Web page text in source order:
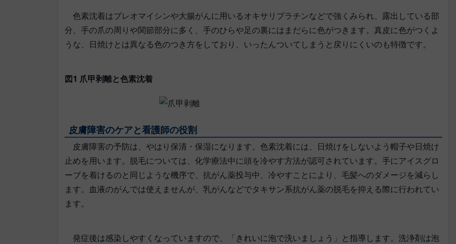
色素沈着はブレオマイシンや大腸がんに用いるオキサリプラチンなどで強くみられ、露出している部
分、手の爪の周りや関節部分に多く、手のひらや足の裏にはまだらに色がつきます。真皮に色がつくよ
うな、日焼けとは異なる色のつき方をしており、いったんついてしまうと戻りにくいのも特徴です。
図1 爪甲剥離と色素沈着
皮膚障害のケアと看護師の役割
皮膚障害の予防は、やはり保清・保湿になります。色素沈着には、日焼けをしないよう帽子や日焼け
止めを用います。脱毛については、化学療法中に頭を冷やす方法が認可されています。手にアイスグロ
ーブを着けるのと同じような機序で、抗がん薬投与中、冷やすことにより、毛髪へのダメージを減らし
ます。血液のがんでは使えませんが、乳がんなどでタキサン系抗がん薬の脱毛を抑える際に行われてい
ます。
発症後は感染しやすくなっていますので、「きれいに泡で洗いましょう」と指導します。洗浄剤は泡